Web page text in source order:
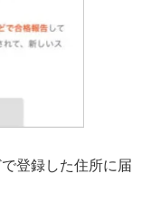
登録した住所に届